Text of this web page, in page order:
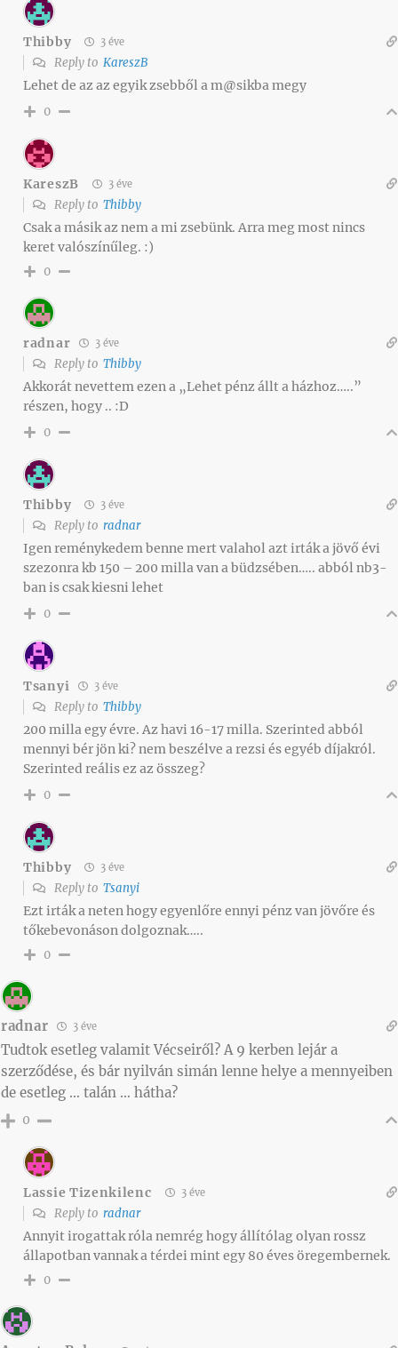
Thibby 3 éve
Reply to KareszB
Lehet de az az egyik zsebből a m@sikba megy
0
KareszB 3 éve
Reply to Thibby
Csak a másik az nem a mi zsebünk. Arra meg most nincs
keret valószínűleg. :)
0
radnar 3 éve
Reply to Thibby
Akkorát nevettem ezen a „Lehet pénz állt a házhoz…..”
részen, hogy .. :D
0
Thibby 3 éve
Reply to radnar
Igen reménykedem benne mert valahol azt irták a jövő évi
szezonra kb 150 – 200 milla van a büdzsében….. abból nb3-
ban is csak kiesni lehet
0
Tsanyi 3 éve
Reply to Thibby
200 milla egy évre. Az havi 16-17 milla. Szerinted abból
mennyi bér jön ki? nem beszélve a rezsi és egyéb díjakról.
Szerinted reális ez az összeg?
0
Thibby 3 éve
Reply to Tsanyi
Ezt irták a neten hogy egyenlőre ennyi pénz van jövőre és
tőkebevonáson dolgoznak…..
0
radnar 3 éve
Tudtok esetleg valamit Vécseiről? A 9 kerben lejár a
szerződése, és bár nyilván simán lenne helye a mennyeiben
de esetleg … talán … hátha?
0
Lassie Tizenkilenc 3 éve
Reply to radnar
Annyit irogattak róla nemrég hogy állítólag olyan rossz
állapotban vannak a térdei mint egy 80 éves öregembernek.
0